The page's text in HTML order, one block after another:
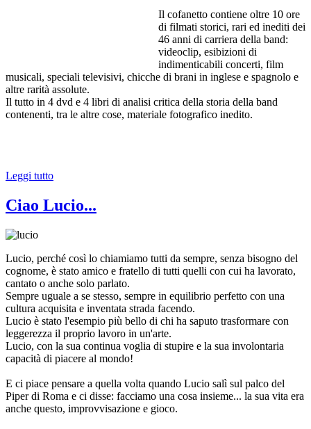
Il cofanetto contiene oltre 10 ore
di filmati storici, rari ed inediti dei
46 anni di carriera della band:
videoclip, esibizioni di
indimenticabili concerti, film
musicali, speciali televisivi, chicche di brani in inglese e spagnolo e
altre rarità assolute.
Il tutto in 4 dvd e 4 libri di analisi critica della storia della band
contenenti, tra le altre cose, materiale fotografico inedito.
Leggi tutto
Ciao Lucio...
Lucio, perché così lo chiamiamo tutti da sempre, senza bisogno del
cognome, è stato amico e fratello di tutti quelli con cui ha lavorato,
cantato o anche solo parlato.
Sempre uguale a se stesso, sempre in equilibrio perfetto con una
cultura acquisita e inventata strada facendo.
Lucio è stato l'esempio più bello di chi ha saputo trasformare con
leggerezza il proprio lavoro in un'arte.
Lucio, con la sua continua voglia di stupire e la sua involontaria
capacità di piacere al mondo!
E ci piace pensare a quella volta quando Lucio salì sul palco del
Piper di Roma e ci disse: facciamo una cosa insieme... la sua vita era
anche questo, improvvisazione e gioco.